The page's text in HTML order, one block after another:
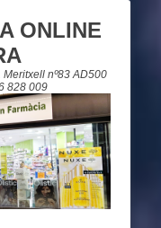
ONLINE
nº83 AD500
828 009